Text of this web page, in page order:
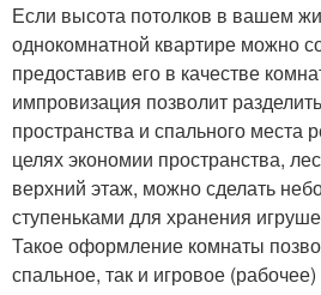
Если высота потолков в вашем
однокомнатной квартире можно
предоставив его в качестве
импровизация позволит
пространства и спального места
целях экономии пространства,
верхний этаж, можно сделать
ступеньками для хранения
Такое оформление комнаты
спальное, так и игровое